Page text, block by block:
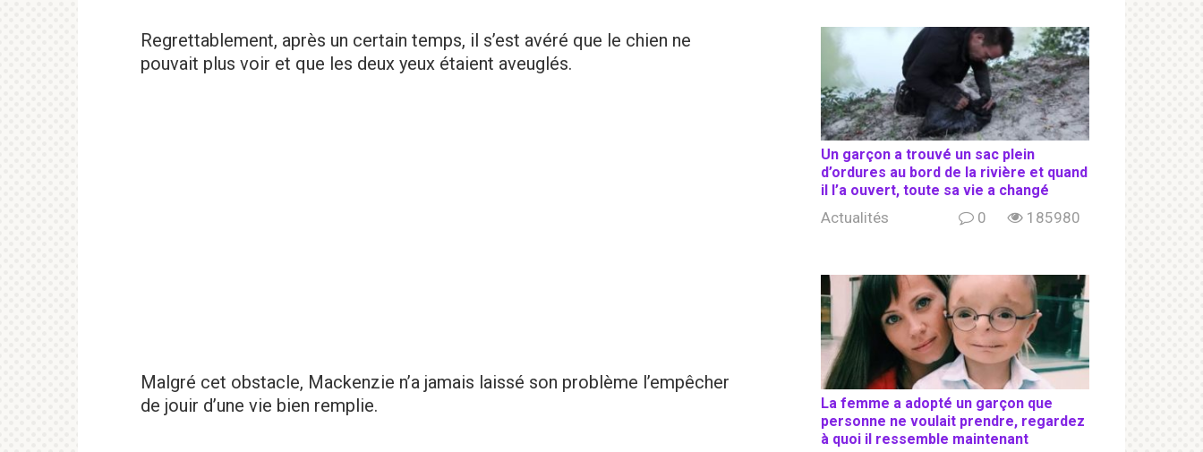
Regrettablement, après un certain temps, il s’est avéré que le chien ne
pouvait plus voir et que les deux yeux étaient aveuglés.
Malgré cet obstacle, Mackenzie n’a jamais laissé son problème l’empêcher
de jouir d’une vie bien remplie.
Un garçon a trouvé un sac plein
d’ordures au bord de la rivière et quand
il l’a ouvert, toute sa vie a changé
Actualités 0 185980
La femme a adopté un garçon que
personne ne voulait prendre, regardez
à quoi il ressemble maintenant